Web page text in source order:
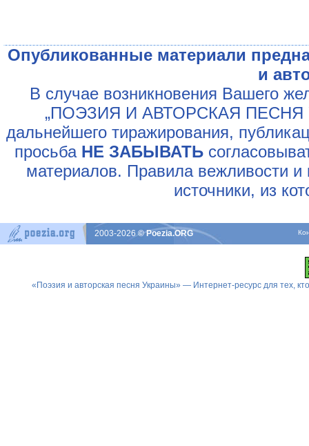
Опубликованные материали
и
В случае возникновения Вашего
„ПОЭЗИЯ И АВТОРСКАЯ ПЕСНЯ
дальнейшего тиражирования,
просьба НЕ ЗАБЫВАТЬ
материалов. Правила вежливости и
источники, из
2003-2026© Poezia.ORG
«Поэзия и авторская песня Украины» — Интернет-ресурс для тех,